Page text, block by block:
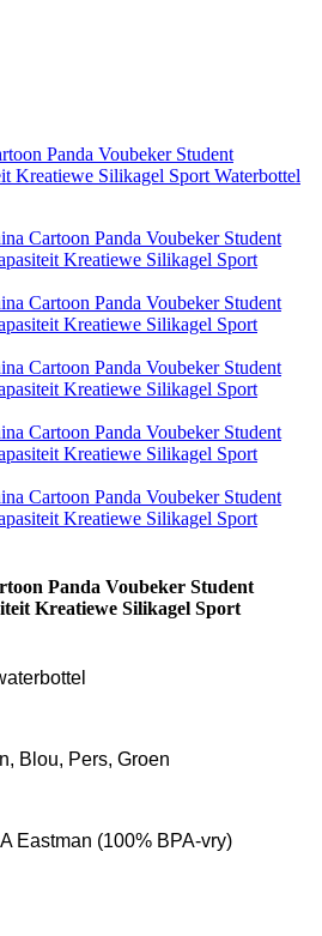
Panda Voubeker Student
Kreatiewe Silikagel Sport
Blou, Pers, Groen
Eastman (100% BPA-vry)